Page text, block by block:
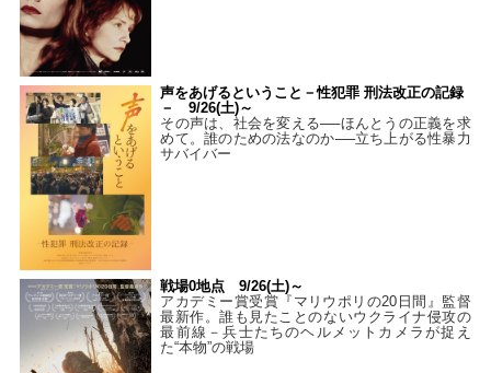
声をあげるということ－性犯罪 刑法改正の記録
－ 9/26(土)～
その声は、社会を変える──ほんとうの正義を求
めて。誰のための法なのか──立ち上がる性暴力
サバイバー
戦場0地点 9/26(土)～
アカデミー賞受賞『マリウポリの20日間』監督
最新作。誰も見たことのないウクライナ侵攻の
最前線－兵士たちのヘルメットカメラが捉え
た“本物”の戦場